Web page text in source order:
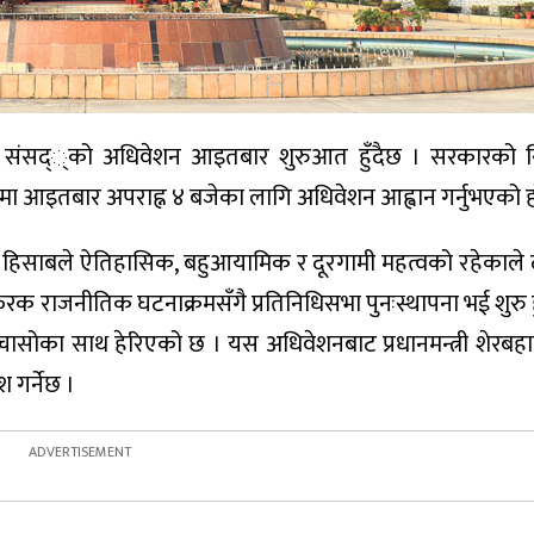
संसद््को अधिवेशन आइतबार शुरुआत हुँदैछ । सरकारको
आइतबार अपराह्न ४ बजेका लागि अधिवेशन आह्वान गर्नुभएको
ऐतिहासिक, बहुआयामिक र दूरगामी महत्वको
राजनीतिक घटनाक्रमसँगै प्रतिनिधिसभा पुनःस्थापना भई
चासोका साथ हेरिएको छ । यस अधिवेशनबाट प्रधानमन्त्री
गर्नेछ ।